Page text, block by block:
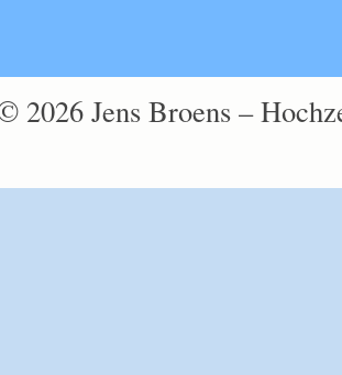
2026 Jens Broens –